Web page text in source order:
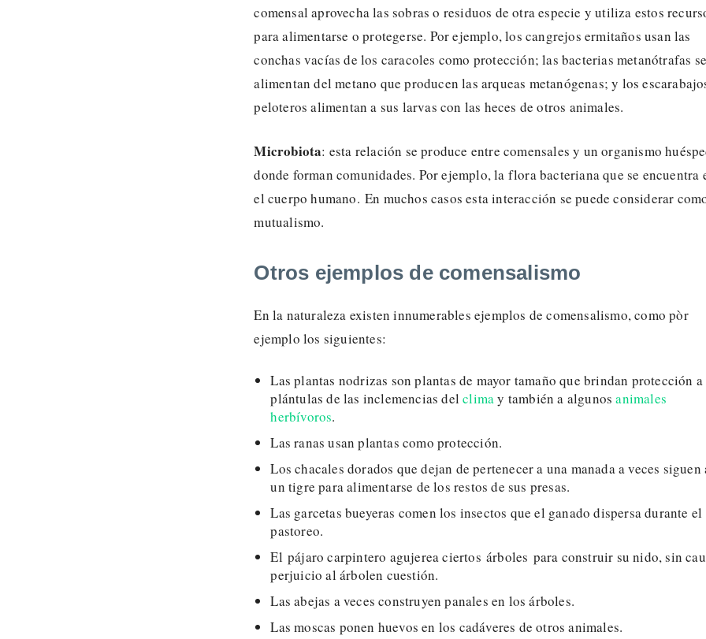
comensal aprovecha las sobras o residuos de otra especie y utiliza estos
para alimentarse o protegerse. Por ejemplo, los cangrejos ermitaños usan las
conchas vacías de los caracoles como protección; las bacterias metanótrafas se
alimentan del metano que producen las arqueas metanógenas; y los
peloteros alimentan a sus larvas con las heces de otros animales.
Microbiota: esta relación se produce entre comensales y un organismo
donde forman comunidades. Por ejemplo, la flora bacteriana que se encuentra
el cuerpo humano. En muchos casos esta interacción se puede considerar
mutualismo.
Otros ejemplos de comensalismo
En la naturaleza existen innumerables ejemplos de comensalismo, como pòr
ejemplo los siguientes:
Las plantas nodrizas son plantas de mayor tamaño que brindan protección a
plántulas de las inclemencias del climay también a algunosanimales
herbívoros.
Las ranas usan plantas como protección.
Los chacales dorados que dejan de pertenecer a una manada a veces siguen
un tigre para alimentarse de los restos de sus presas.
Las garcetas bueyeras comen los insectos que el ganado dispersa durante el
pastoreo.
El pájaro carpintero agujerea ciertos árboles para construir su nido, sin
perjuicio al árbolen cuestión.
Las abejas a veces construyen panales en los árboles.
Las moscas ponen huevos en los cadáveres de otros animales.